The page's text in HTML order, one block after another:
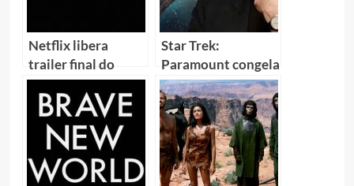
Netflix libera
trailer final do
remake de Perdidos
no Espaço
Star Trek:
Paramount congela
“filme 4” e foca em
“filme de
Tarantino”